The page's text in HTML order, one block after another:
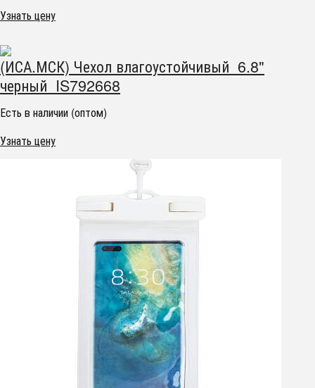
Узнать цену
(ИСА.МСК) Чехол влагоустойчивый 6.8"
черный IS792668
Есть в наличии (оптом)
Узнать цену